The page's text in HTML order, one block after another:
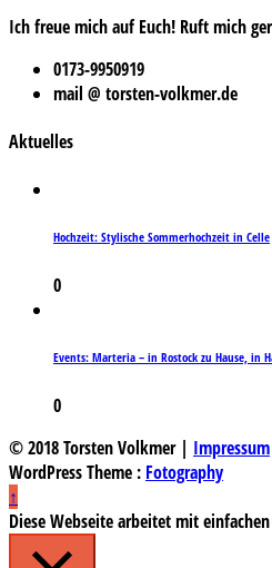
Ich freue mich auf Euch! Ruft mich
0173-9950919
mail @ torsten-volkmer.de
Aktuelles
Hochzeit: Stylische Sommerhochzeit in Celle
0
Events: Marteria – in Rostock zu Hause, in
0
© 2018 Torsten Volkmer | Impressum
WordPress Theme : Fotography
↑
Diese Webseite arbeitet mit